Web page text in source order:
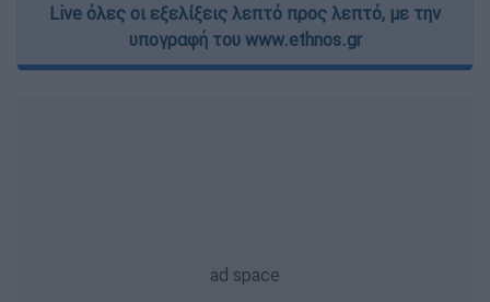
Live όλες οι εξελίξεις λεπτό προς λεπτό, με την
υπογραφή του www.ethnos.gr